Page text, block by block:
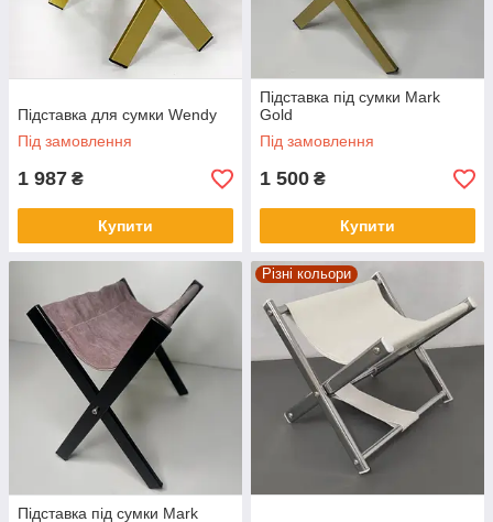
Підставка для сумки Wendy
Під замовлення
1 987 ₴
Купити
Підставка під сумки Mark
Gold
Під замовлення
1 500 ₴
Купити
Підставка під сумки Mark
Різні кольори